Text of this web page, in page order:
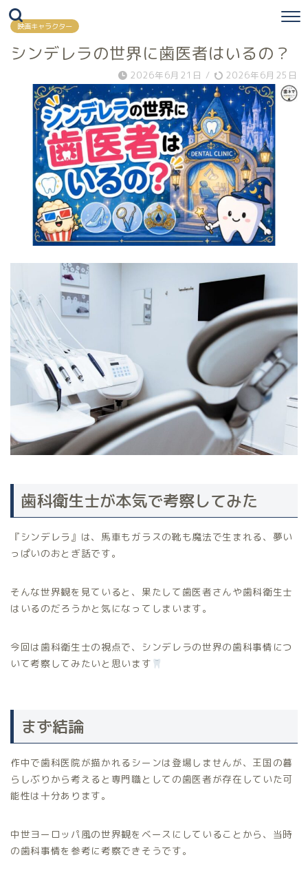
映画キャラクター
シンデレラの世界に歯医者はいるの？
2026年6月21日 / 2026年6月25日
歯科衛生士が本気で考察してみた
『シンデレラ』は、馬車もガラスの靴も魔法で生まれる、夢い
っぱいのおとぎ話です。
そんな世界観を見ていると、果たして歯医者さんや歯科衛生士
はいるのだろうかと気になってしまいます。
今回は歯科衛生士の視点で、シンデレラの世界の歯科事情につ
いて考察してみたいと思います
まず結論
作中で歯科医院が描かれるシーンは登場しませんが、王国の暮
らしぶりから考えると専門職としての歯医者が存在していた可
能性は十分あります。
中世ヨーロッパ風の世界観をベースにしていることから、当時
の歯科事情を参考に考察できそうです。